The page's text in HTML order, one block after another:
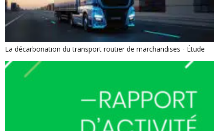
La décarbonation du transport routier de marchandises - Étude